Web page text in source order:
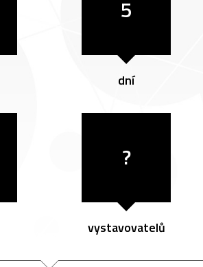
5
dní
?
vystavovatelů